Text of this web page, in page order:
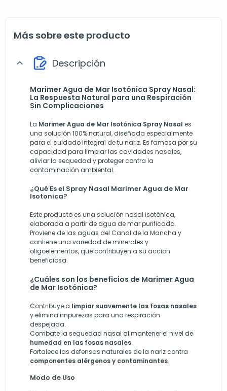
Más sobre este producto
expand_more Descripción
Marimer Agua de Mar Isotónica Spray Nasal:
La Respuesta Natural para una Respiración
Sin Complicaciones
La Marimer Agua de Mar Isotónica Spray Nasal es
una solución 100% natural, diseñada especialmente
para el cuidado integral de tu nariz. Es famosa por su
capacidad para limpiar las cavidades nasales,
aliviar la sequedad y proteger contra la
contaminación ambiental.
¿Qué Es el Spray Nasal Marimer Agua de Mar
Isotonica?
Este producto es una solución nasal isotónica,
elaborada a partir de agua de mar purificada.
Proviene de las aguas del Canal de la Mancha y
contiene una variedad de minerales y
oligoelementos, que contribuyen a su acción
beneficiosa.
¿Cuáles son los beneficios de Marimer Agua
de Mar Isotónica?
Contribuye a limpiar suavemente las fosas nasales
y elimina impurezas para una respiración
despejada.
Combate la sequedad nasal al mantener el nivel de
humedad en las fosas nasales.
Fortalece las defensas naturales de la nariz contra
componentes alérgenos y contaminantes.
Modo de Uso